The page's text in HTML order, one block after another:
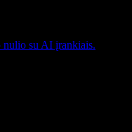
nulio su AI įrankiais.